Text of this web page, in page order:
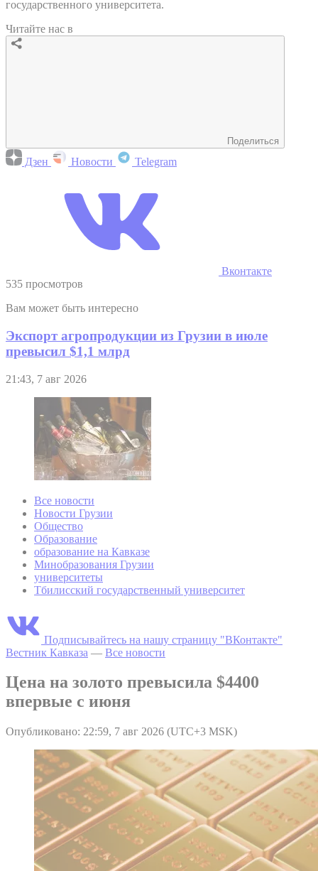
государственного университета.
Читайте нас в
Поделиться
Дзен Новости Telegram
Вконтакте
535 просмотров
Вам может быть интересно
Экспорт агропродукции из Грузии в июле
превысил $1,1 млрд
21:43, 7 авг 2026
Все новости
Новости Грузии
Общество
Образование
образование на Кавказе
Минобразования Грузии
университеты
Тбилисский государственный университет
Подписывайтесь на нашу страницу "ВКонтакте"
Вестник Кавказа — Все новости
Цена на золото превысила $4400
впервые с июня
Опубликовано: 22:59, 7 авг 2026 (UTC+3 MSK)